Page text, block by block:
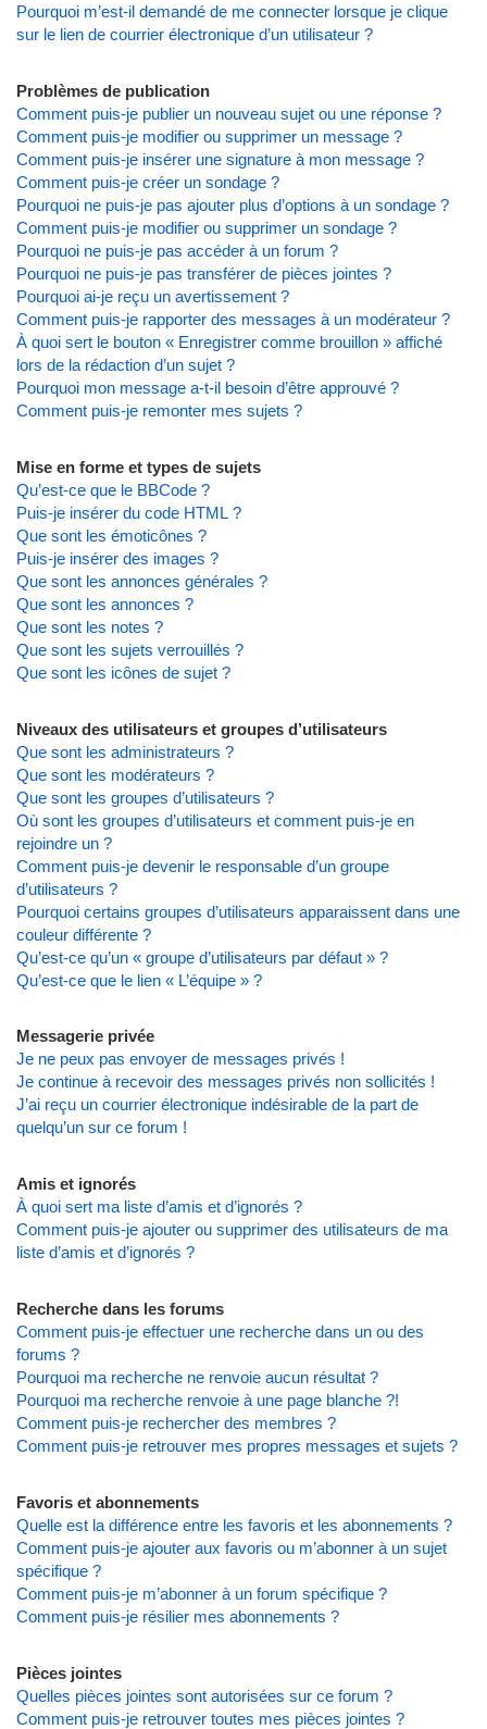
Pourquoi m’est-il demandé de me connecter lorsque je clique
sur le lien de courrier électronique d’un utilisateur ?
Problèmes de publication
Comment puis-je publier un nouveau sujet ou une réponse ?
Comment puis-je modifier ou supprimer un message ?
Comment puis-je insérer une signature à mon message ?
Comment puis-je créer un sondage ?
Pourquoi ne puis-je pas ajouter plus d’options à un sondage ?
Comment puis-je modifier ou supprimer un sondage ?
Pourquoi ne puis-je pas accéder à un forum ?
Pourquoi ne puis-je pas transférer de pièces jointes ?
Pourquoi ai-je reçu un avertissement ?
Comment puis-je rapporter des messages à un modérateur ?
À quoi sert le bouton « Enregistrer comme brouillon » affiché
lors de la rédaction d’un sujet ?
Pourquoi mon message a-t-il besoin d’être approuvé ?
Comment puis-je remonter mes sujets ?
Mise en forme et types de sujets
Qu’est-ce que le BBCode ?
Puis-je insérer du code HTML ?
Que sont les émoticônes ?
Puis-je insérer des images ?
Que sont les annonces générales ?
Que sont les annonces ?
Que sont les notes ?
Que sont les sujets verrouillés ?
Que sont les icônes de sujet ?
Niveaux des utilisateurs et groupes d’utilisateurs
Que sont les administrateurs ?
Que sont les modérateurs ?
Que sont les groupes d’utilisateurs ?
Où sont les groupes d’utilisateurs et comment puis-je en
rejoindre un ?
Comment puis-je devenir le responsable d’un groupe
d’utilisateurs ?
Pourquoi certains groupes d’utilisateurs apparaissent dans une
couleur différente ?
Qu’est-ce qu’un « groupe d’utilisateurs par défaut » ?
Qu’est-ce que le lien « L’équipe » ?
Messagerie privée
Je ne peux pas envoyer de messages privés !
Je continue à recevoir des messages privés non sollicités !
J’ai reçu un courrier électronique indésirable de la part de
quelqu’un sur ce forum !
Amis et ignorés
À quoi sert ma liste d’amis et d’ignorés ?
Comment puis-je ajouter ou supprimer des utilisateurs de ma
liste d’amis et d’ignorés ?
Recherche dans les forums
Comment puis-je effectuer une recherche dans un ou des
forums ?
Pourquoi ma recherche ne renvoie aucun résultat ?
Pourquoi ma recherche renvoie à une page blanche ?!
Comment puis-je rechercher des membres ?
Comment puis-je retrouver mes propres messages et sujets ?
Favoris et abonnements
Quelle est la différence entre les favoris et les abonnements ?
Comment puis-je ajouter aux favoris ou m’abonner à un sujet
spécifique ?
Comment puis-je m’abonner à un forum spécifique ?
Comment puis-je résilier mes abonnements ?
Pièces jointes
Quelles pièces jointes sont autorisées sur ce forum ?
Comment puis-je retrouver toutes mes pièces jointes ?